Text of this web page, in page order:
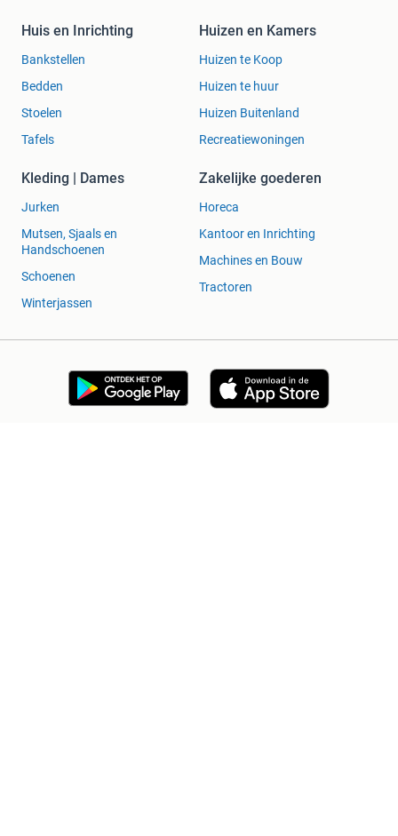
Huis en Inrichting
Bankstellen
Bedden
Stoelen
Tafels
Huizen en Kamers
Huizen te Koop
Huizen te huur
Huizen Buitenland
Recreatiewoningen
Kleding | Dames
Jurken
Mutsen, Sjaals en
Handschoenen
Schoenen
Winterjassen
Zakelijke goederen
Horeca
Kantoor en Inrichting
Machines en Bouw
Tractoren